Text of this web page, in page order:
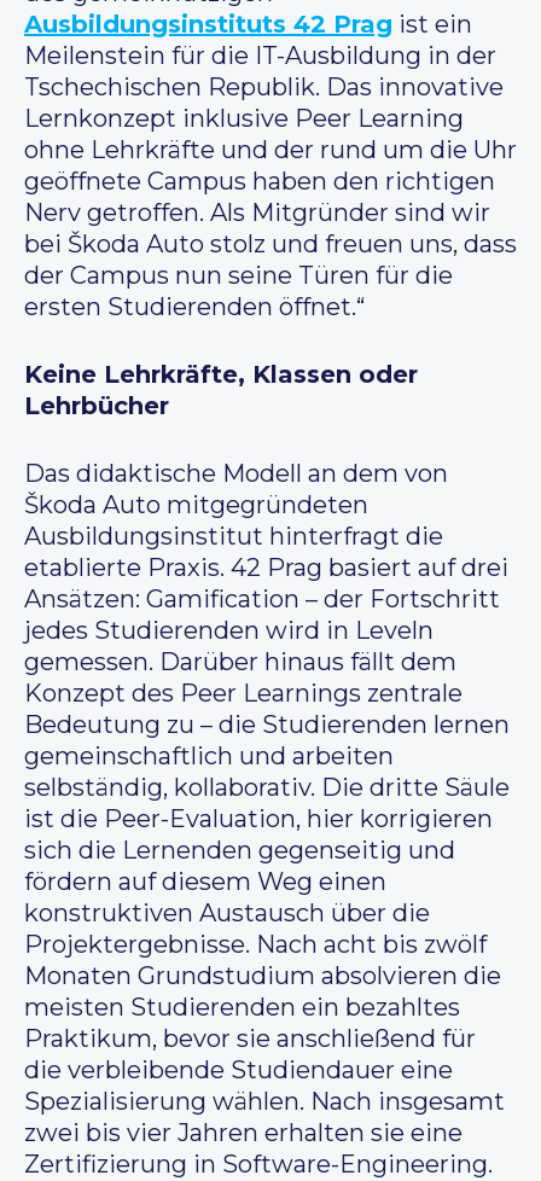
Ausbildungsinstituts 42 Prag ist ein
Meilenstein für die IT-Ausbildung in der
Tschechischen Republik. Das innovative
Lernkonzept inklusive Peer Learning
ohne Lehrkräfte und der rund um die Uhr
geöffnete Campus haben den richtigen
Nerv getroffen. Als Mitgründer sind wir
bei Škoda Auto stolz und freuen uns, dass
der Campus nun seine Türen für die
ersten Studierenden öffnet.“
Keine Lehrkräfte, Klassen oder
Lehrbücher
Das didaktische Modell an dem von
Škoda Auto mitgegründeten
Ausbildungsinstitut hinterfragt die
etablierte Praxis. 42 Prag basiert auf drei
Ansätzen: Gamification – der Fortschritt
jedes Studierenden wird in Leveln
gemessen. Darüber hinaus fällt dem
Konzept des Peer Learnings zentrale
Bedeutung zu – die Studierenden lernen
gemeinschaftlich und arbeiten
selbständig, kollaborativ. Die dritte Säule
ist die Peer-Evaluation, hier korrigieren
sich die Lernenden gegenseitig und
fördern auf diesem Weg einen
konstruktiven Austausch über die
Projektergebnisse. Nach acht bis zwölf
Monaten Grundstudium absolvieren die
meisten Studierenden ein bezahltes
Praktikum, bevor sie anschließend für
die verbleibende Studiendauer eine
Spezialisierung wählen. Nach insgesamt
zwei bis vier Jahren erhalten sie eine
Zertifizierung in Software-Engineering.